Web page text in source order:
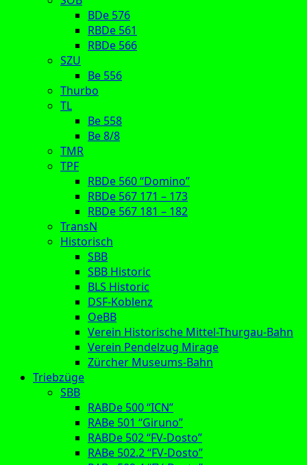
BDe 576
RBDe 561
RBDe 566
SZU
Be 556
Thurbo
TL
Be 558
Be 8/8
TMR
TPF
RBDe 560 “Domino”
RBDe 567 171 – 173
RBDe 567 181 – 182
TransN
Historisch
SBB
SBB Historic
BLS Historic
DSF-Koblenz
OeBB
Verein Historische Mittel-Thurgau-Bahn
Verein Pendelzug Mirage
Zürcher Museums-Bahn
Triebzüge
SBB
RABDe 500 “ICN”
RABe 501 “Giruno”
RABDe 502 “FV-Dosto”
RABe 502.2 “FV-Dosto”